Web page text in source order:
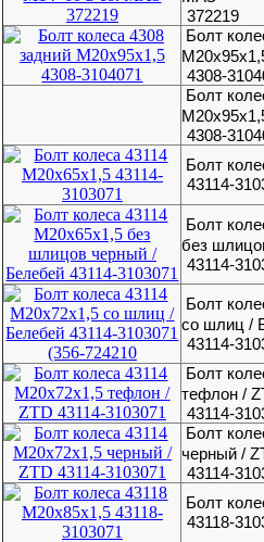
372219
Болт
4308-
Болт
4308-
Болт
43114-
Болт
без
43114-
Болт
со шлиц /
43114-
Болт
тефлон /
43114-
Болт
черный /
43114-
Болт
43118-